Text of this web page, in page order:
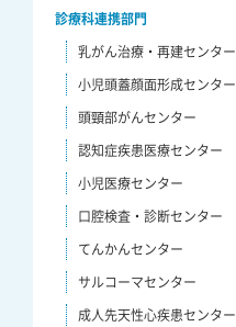
診療科連携部門
乳がん治療・再建センター
小児頭蓋顔面形成センター
頭頸部がんセンター
認知症疾患医療センター
小児医療センター
口腔検査・診断センター
てんかんセンター
サルコーマセンター
成人先天性心疾患センター